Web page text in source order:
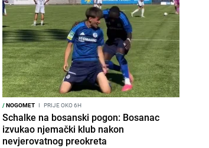
/NOGOMET I PRIJE OKO 6H
Schalke na bosanski pogon: Bosanac
izvukao njemački klub nakon
nevjerovatnog preokreta